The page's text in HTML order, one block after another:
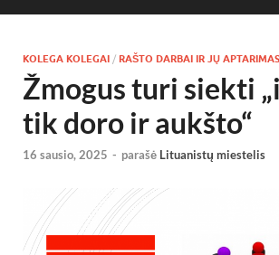
KOLEGA KOLEGAI / RAŠTO DARBAI IR JŲ APTARIMAS
Žmogus turi siekti
tik doro ir aukšto“
16 sausio, 2025 - parašė Lituanistų miestelis